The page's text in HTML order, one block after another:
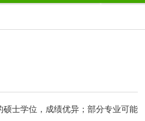
士学位，成绩优异；部分专业可能